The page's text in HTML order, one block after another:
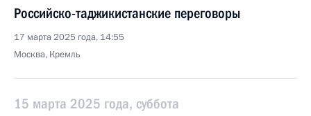
Российско-таджикистанские переговоры
17 марта 2025 года, 14:55
Москва, Кремль
15 марта 2025 года, суббота